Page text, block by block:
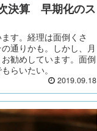
決算 早期化のス
す。経理は面倒くさ
通りかも。しかし、月
勧めしています。面倒
らいたい。
2019.09.18